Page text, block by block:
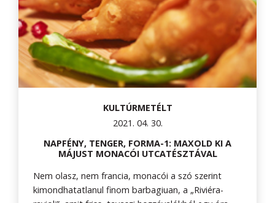
KULTÚRMETÉLT
2021. 04. 30.
NAPFÉNY, TENGER, FORMA-1: MAXOLD KI A
MÁJUST MONACÓI UTCATÉSZTÁVAL
Nem olasz, nem francia, monacói a szó szerint
kimondhatatlanul finom barbagiuan, a „Riviéra-